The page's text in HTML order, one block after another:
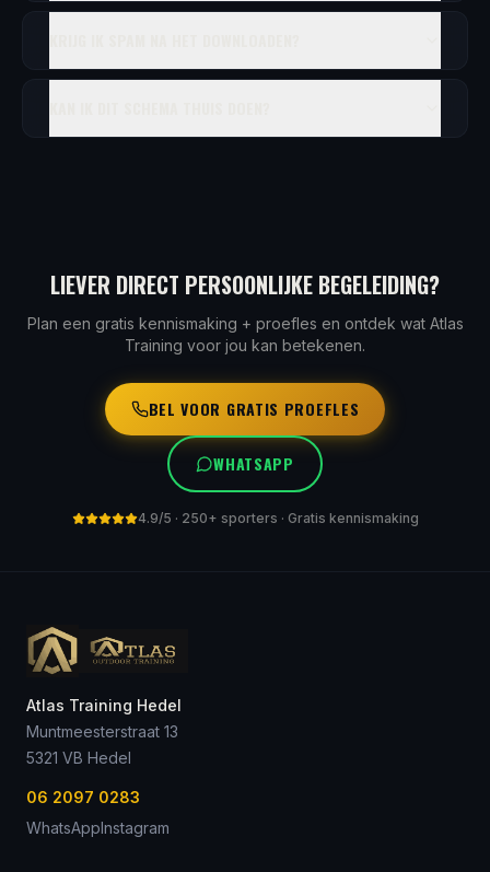
LIEVER DIRECT PERSOONLIJKE BEGELEIDING?
Plan een gratis kennismaking + proefles en ontdek wat Atlas
Training voor jou kan betekenen.
BEL VOOR GRATIS PROEFLES
WHATSAPP
4.9/5 · 250+ sporters · Gratis kennismaking
Atlas Training Hedel
Muntmeesterstraat 13
5321 VB Hedel
06 2097 0283
WhatsAppInstagram